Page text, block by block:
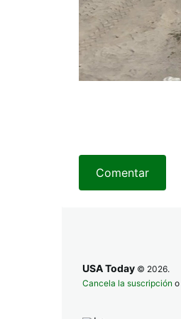
Comentar
USA Today © 2026.
Cancela la suscripción o